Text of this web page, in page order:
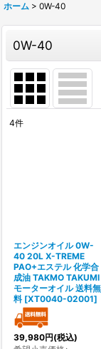
ホーム > 0W-40
0W-40
4件
エンジンオイル 0W-
40 20L X-TREME
PAO+エステル 化学合
成油 TAKMO TAKUMI
モーターオイル 送料無
料 [XT0040-02001]
39,980円(税込)